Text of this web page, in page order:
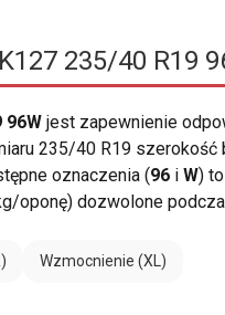
235/40 R19
96W jest zapewnienie
235/40 R19
oznaczenia (96 i W)
oponę) dozwolone
Wzmocnienie (XL)